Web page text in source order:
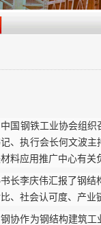
国钢铁工业协会组
、执行会长何文波
料应用推广中心有关
长李庆伟汇报了钢
、社会认可度、产业
协作为钢结构建筑